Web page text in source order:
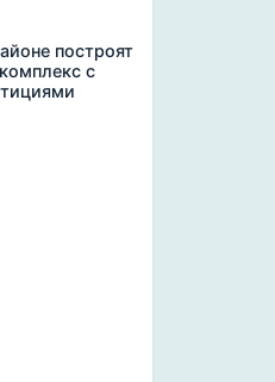
построят
с